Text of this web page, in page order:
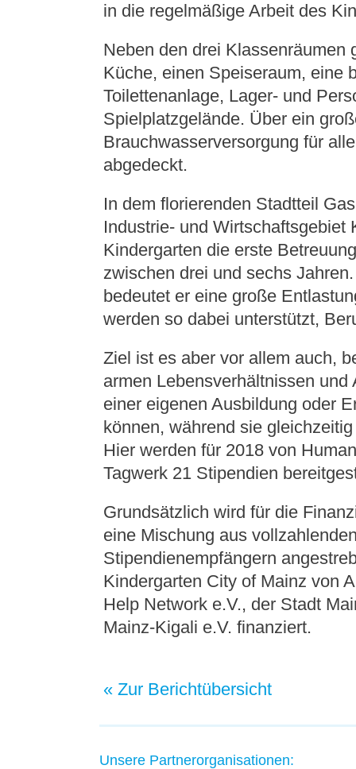
in die regelmäßige Arbeit des
Neben den drei Klassenräumen
Küche, einen Speiseraum, eine
Toilettenanlage, Lager- und
Spielplatzgelände. Über ein
Brauchwasserversorgung für
abgedeckt.
In dem florierenden Stadtteil
Industrie- und
Kindergarten die erste
zwischen drei und sechs
bedeutet er eine große
werden so dabei unterstützt,
Ziel ist es aber vor allem auch,
armen Lebensverhältnissen
einer eigenen Ausbildung oder
können, während sie
Hier werden für 2018 von
Tagwerk 21 Stipendien
Grundsätzlich wird für die
eine Mischung aus
Stipendienempfängern
Kindergarten City of Mainz von
Help Network e.V., der Stadt
Mainz-Kigali e.V. finanziert.
« Zur Berichtübersicht
Unsere Partnerorganisationen: